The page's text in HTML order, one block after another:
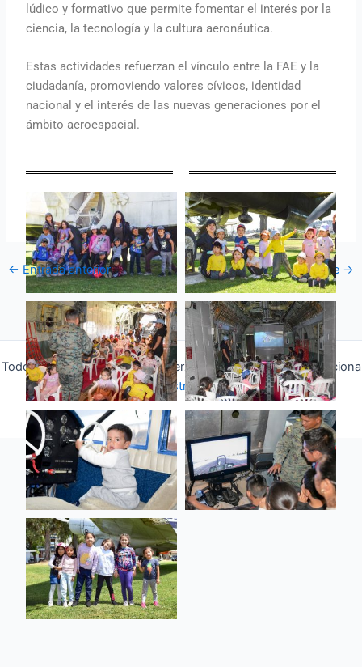
lúdico y formativo que permite fomentar el interés por la
ciencia, la tecnología y la cultura aeronáutica.
Estas actividades refuerzan el vínculo entre la FAE y la
ciudadanía, promoviendo valores cívicos, identidad
nacional y el interés de las nuevas generaciones por el
ámbito aeroespacial.
← Entrada anterior Entrada siguiente →
Todos los derechos © 2026 Fuerza Aérea Ecuatoriana | Funciona
gracias aTema Astra para WordPress